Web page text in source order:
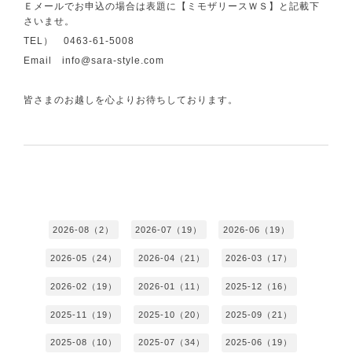
Ｅメールでお申込の場合は表題に【ミモザリースＷＳ】と記載下
さいませ。
TEL） 0463-61-5008
Email info@sara-style.com
皆さまのお越しを心よりお待ちしております。
2026-08（2） 2026-07（19） 2026-06（19）
2026-05（24） 2026-04（21） 2026-03（17）
2026-02（19） 2026-01（11） 2025-12（16）
2025-11（19） 2025-10（20） 2025-09（21）
2025-08（10） 2025-07（34） 2025-06（19）